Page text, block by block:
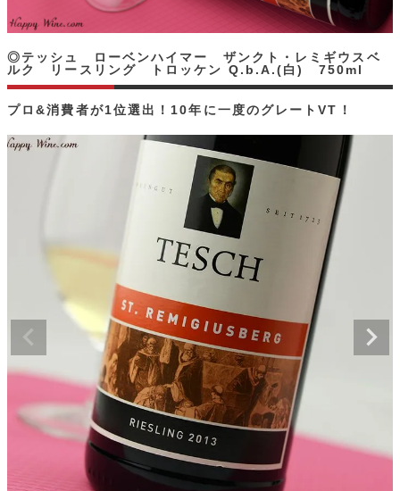
プロ&消費者が1位選出！10年に一度のグレートVT！
◎テッシュ ローベンハイマー ザンクト・レミギウスベ
ルク リースリング トロッケン Q.b.A.(白) 750ml